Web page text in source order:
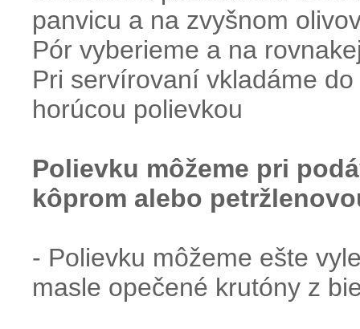
panvicu a na zvyšnom
Pór vyberieme a na
Pri servírovaní vkladáme
horúcou polievkou
Polievku môžeme pri
kôprom alebo
- Polievku môžeme ešte
masle opečené krutóny z